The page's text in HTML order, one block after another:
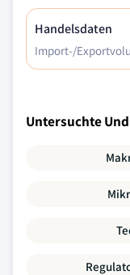
Handelsdaten
Import-/
Untersuchte